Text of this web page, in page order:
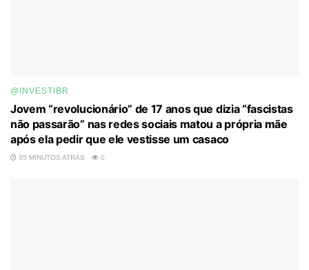
@INVESTIBR
Jovem “revolucionário” de 17 anos que dizia “fascistas
não passarão” nas redes sociais matou a própria mãe
após ela pedir que ele vestisse um casaco
35 MINUTOS ATRÁS 0